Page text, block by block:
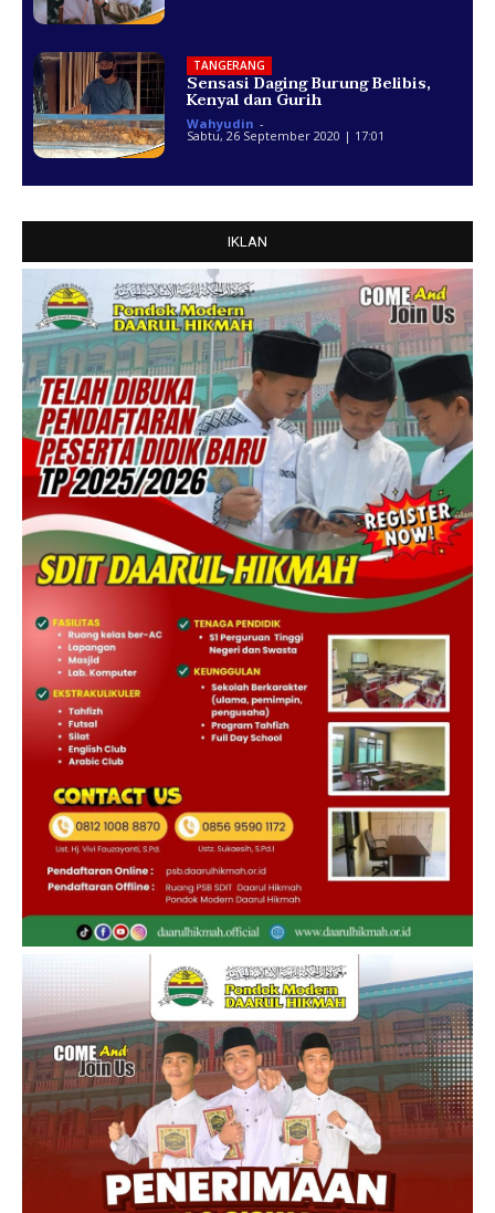
TANGERANG
Sensasi Daging Burung Belibis,
Kenyal dan Gurih
Wahyudin -
Sabtu, 26 September 2020 | 17:01
IKLAN